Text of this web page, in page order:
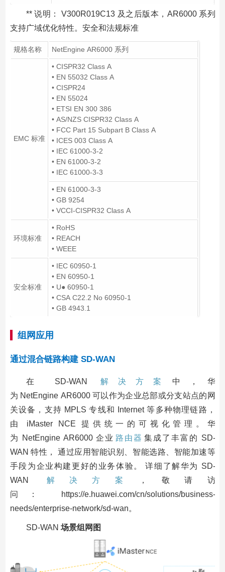
** 说明： V300R019C13 及之后版本，AR6000 系列
支持广域优化特性。安全和法规标准
规格名称 NetEngine AR6000 系列
EMC 标准
• CISPR32 Class A
• EN 55032 Class A
• CISPR24
• EN 55024
• ETSI EN 300 386
• AS/NZS CISPR32 Class A
• FCC Part 15 Subpart B Class A
• ICES 003 Class A
• IEC 61000-3-2
• EN 61000-3-2
• IEC 61000-3-3
• EN 61000-3-3
• GB 9254
• VCCI-CISPR32 Class A
环境标准
• RoHS
• REACH
• WEEE
安全标准
• IEC 60950-1
• EN 60950-1
• U● 60950-1
• CSA C22.2 No 60950-1
• GB 4943.1
组网应用
通过混合链路构建 SD-WAN
在 SD-WAN 解决方案
中，华
为 NetEngine AR6000 可以作为企业总部或分支站点的网
关设备，支持 MPLS 专线和 Internet 等多种物理链路，
由 iMaster NCE 提供统一的可视化管理。华
为 NetEngine AR6000 企业 路由器 集成了丰富的 SD-
WAN 特性， 通过应用智能识别、智能选路、智能加速等
手段为企业构建更好的业务体验。 详细了解华为 SD-
WAN
解决方案
，敬请访
问： https://e.huawei.com/cn/solutions/business-
needs/enterprise-network/sd-wan。
SD-WAN 场景组网图